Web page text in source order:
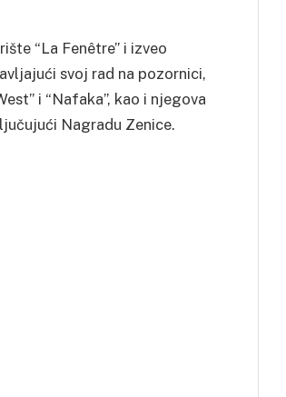
“La Fenêtre” i izveo
svoj rad na pozornici,
i “Nafaka”, kao i njegova
Nagradu Zenice.